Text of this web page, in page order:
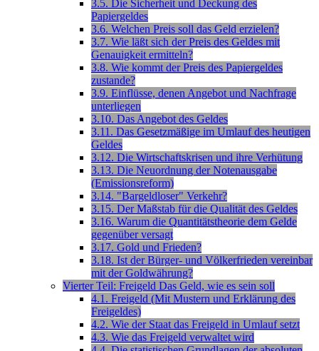
3.5. Die Sicherheit und Deckung des
Papiergeldes
3.6. Welchen Preis soll das Geld erzielen?
3.7. Wie läßt sich der Preis des Geldes mit
Genauigkeit ermitteln?
3.8. Wie kommt der Preis des Papiergeldes
zustande?
3.9. Einflüsse, denen Angebot und Nachfrage
unterliegen
3.10. Das Angebot des Geldes
3.11. Das Gesetzmäßige im Umlauf des heutigen
Geldes
3.12. Die Wirtschaftskrisen und ihre Verhütung
3.13. Die Neuordnung der Notenausgabe
(Emissionsreform)
3.14. "Bargeldloser" Verkehr?
3.15. Der Maßstab für die Qualität des Geldes
3.16. Warum die Quantitätstheorie dem Gelde
gegenüber versagt
3.17. Gold und Frieden?
3.18. Ist der Bürger- und Völkerfrieden vereinbar
mit der Goldwährung?
Vierter Teil: Freigeld Das Geld, wie es sein soll
4.1. Freigeld (Mit Mustern und Erklärung des
Freigeldes)
4.2. Wie der Staat das Freigeld in Umlauf setzt
4.3. Wie das Freigeld verwaltet wird